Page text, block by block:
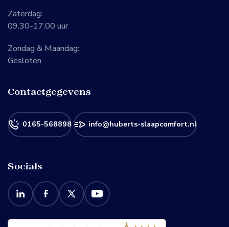
Zaterdag:
09.30-17.00 uur
Zondag & Maandag:
Gesloten
Contactgegevens
0165-568898 info@huberts-slaapcomfort.nl
Socials